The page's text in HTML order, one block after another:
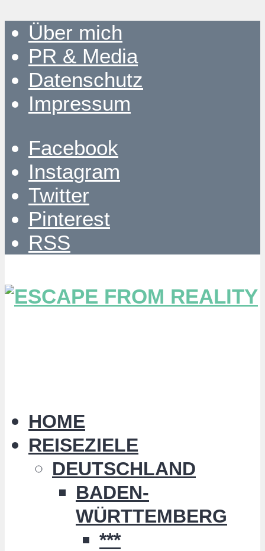
Über mich
PR & Media
Datenschutz
Impressum
Facebook
Instagram
Twitter
Pinterest
RSS
HOME
REISEZIELE
DEUTSCHLAND
BADEN-
WÜRTTEMBERG
***